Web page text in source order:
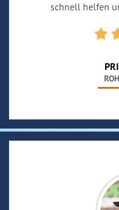
schnell helfen